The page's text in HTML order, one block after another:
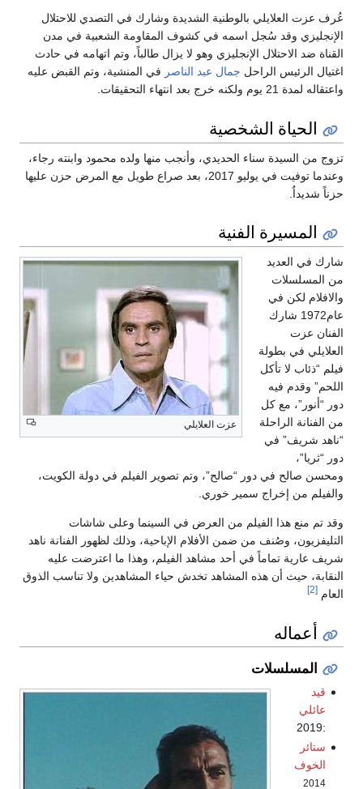
عُرف عزت العلايلي بالوطنية الشديدة وشارك في التصدي للاحتلال
الإنجليزي وقد سُجل اسمه في كشوف المقاومة الشعبية في مدن
القناة ضد الاحتلال الإنجليزي وهو لا يزال طالباً، وتم اتهامه في حادث
اغتيال الرئيس الراحل جمال عبد الناصر في المنشية، وتم القبض عليه
واعتقاله لمدة 21 يوم ولكنه خرج بعد انتهاء التحقيقات.
الحياة الشخصية
تزوج من السيدة سناء الحديدي، وأنجب منها ولده محمود وابنته رجاء،
وعندما توفيت في يوليو 2017، بعد صراع طويل مع المرض حزن عليها
حزناً شديداٌ.
المسيرة الفنية
عزت العلايلي
شارك في العديد
من المسلسلات
والافلام لكن في
عام1972 شارك
الفنان عزت
العلايلي في بطولة
فيلم “ذئاب لا تأكل
اللحم” وقدم فيه
دور “أنور”، مع كل
من الفنانة الراحلة
“ناهد شريف” في
دور “ثريا”،
ومحسن صالح في دور “صالح”، وتم تصوير الفيلم في دولة الكويت،
والفيلم من إخراج سمير خوري.
وقد تم منع هذا الفيلم من العرض في السينما وعلى شاشات
التليفزيون، وصُنف من ضمن الأفلام الإباحية، وذلك لظهور الفنانة ناهد
شريف عارية تماماً في أحد مشاهد الفيلم، وهذا ما اعترضت عليه
النقابة، حيث أن هذه المشاهد تخدش حياء المشاهدين ولا تناسب الذوق
العام [2]
أعماله
المسلسلات
قيد
عائلي
:2019
ستائر
الخوف
2014